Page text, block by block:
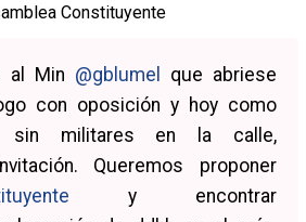
Constituyente
al Min @gblumel
que abriese
con oposición y hoy como
sin militares en la calle,
Queremos proponer
y encontrar